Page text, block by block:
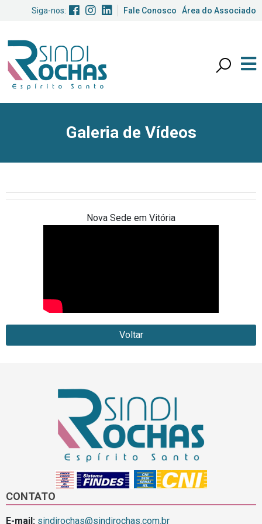
Siga-nos: Fale Conosco Área do Associado
Galeria de Vídeos
Nova Sede em Vitória
Voltar
CONTATO
E-mail: sindirochas@sindirochas.com.br